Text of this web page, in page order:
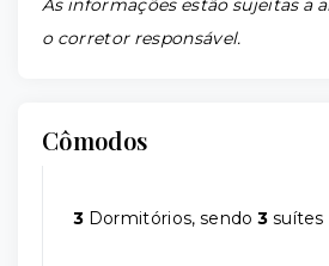
As informações estão sujeitas a
o corretor responsável.
Cômodos
3 Dormitórios, sendo3 suítes